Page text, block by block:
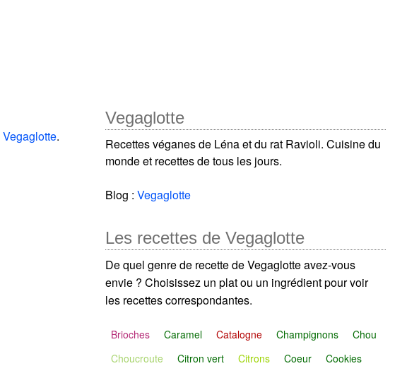
Vegaglotte.
Vegaglotte
Recettes véganes de Léna et du rat Ravioli. Cuisine du
monde et recettes de tous les jours.
Blog :Vegaglotte
Les recettes de Vegaglotte
De quel genre de recette de Vegaglotte avez-vous
envie ? Choisissez un plat ou un ingrédient pour voir
les recettes correspondantes.
Brioches Caramel Catalogne Champignons
Chou
Choucroute
Citron vert Citrons Coeur
Cookies